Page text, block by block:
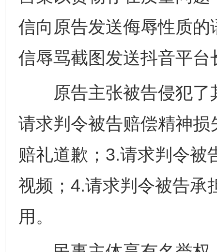
信向原告发送侮辱性质
信辱骂截图发送抖音平台
原告主张被告侵犯了
请求判令被告赔偿精神
赔礼道歉；3.请求判令被
视频；4.请求判令被告承
用。